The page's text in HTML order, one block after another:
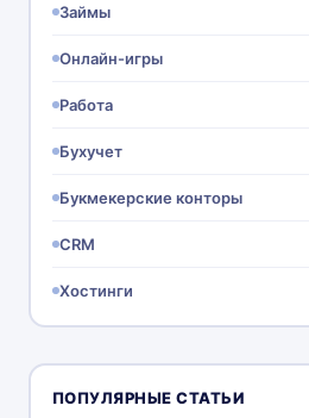
Займы
Онлайн-игры
Работа
Бухучет
Букмекерские конторы
CRM
Хостинги
ПОПУЛЯРНЫЕ СТАТЬИ